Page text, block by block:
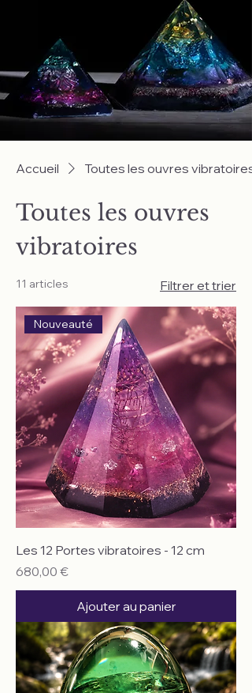
Accueil Toutes les ouvres vibratoires
Toutes les ouvres
vibratoires
11 articles Filtrer et trier
Nouveauté
Les 12 Portes vibratoires - 12 cm
Prix
680,00 €
Ajouter au panier